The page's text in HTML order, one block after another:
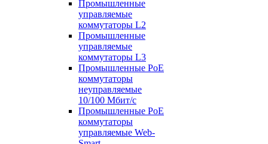
Промышленные
управляемые
коммутаторы L2
Промышленные
управляемые
коммутаторы L3
Промышленные PoE
коммутаторы
неуправляемые
10/100 Мбит/с
Промышленные PoE
коммутаторы
управляемые Web-